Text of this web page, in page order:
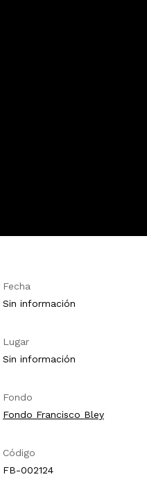
Fecha
Sin información
Lugar
Sin información
Fondo
Fondo Francisco Bley
Código
FB-002124